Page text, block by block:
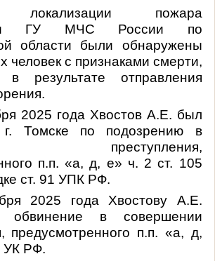
локализации пожара
ГУ МЧС России по
области были обнаружены
человек с признаками смерти,
в результате отправления
2025 года Хвостов А.Е. был
Томске по подозрению в
преступления,
п.п. «а, д, е» ч. 2 ст. 105
ст. 91 УПК РФ.
2025 года Хвостову А.Е.
обвинение в совершении
предусмотренного п.п. «а, д,
УК РФ.